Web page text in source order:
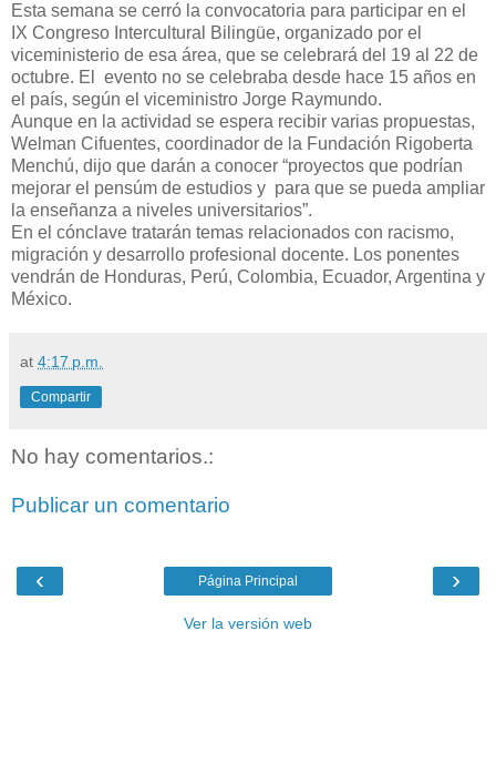
Esta semana se cerró la convocatoria para participar en el
IX Congreso Intercultural Bilingüe, organizado por el
viceministerio de esa área, que se celebrará del 19 al 22 de
octubre. El evento no se celebraba desde hace 15 años en
el país, según el viceministro Jorge Raymundo.
Aunque en la actividad se espera recibir varias propuestas,
Welman Cifuentes, coordinador de la Fundación Rigoberta
Menchú, dijo que darán a conocer “proyectos que podrían
mejorar el pensúm de estudios y para que se pueda ampliar
la enseñanza a niveles universitarios”.
En el cónclave tratarán temas relacionados con racismo,
migración y desarrollo profesional docente. Los ponentes
vendrán de Honduras, Perú, Colombia, Ecuador, Argentina y
México.
at 4:17 p.m.
Compartir
No hay comentarios.:
Publicar un comentario
‹ ›
Página Principal
Ver la versión web